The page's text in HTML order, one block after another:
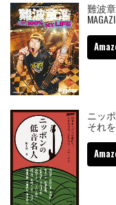
難波章
ニッ
それ